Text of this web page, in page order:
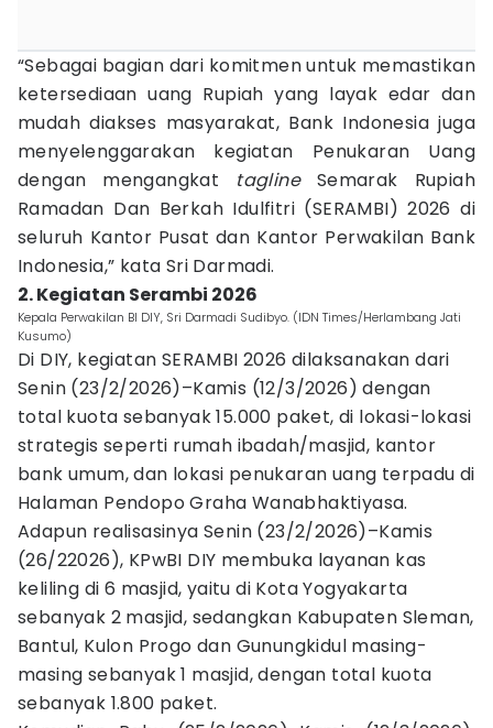
“Sebagai bagian dari komitmen untuk memastikan
ketersediaan uang Rupiah yang layak edar dan
mudah diakses masyarakat, Bank Indonesia juga
menyelenggarakan kegiatan Penukaran Uang
dengan mengangkat taglineSemarak Rupiah
Ramadan Dan Berkah Idulfitri (SERAMBI) 2026 di
seluruh Kantor Pusat dan Kantor Perwakilan Bank
Indonesia,” kata Sri Darmadi.
2. Kegiatan Serambi 2026
Kepala Perwakilan BI DIY, Sri Darmadi Sudibyo. (IDN Times/Herlambang Jati
Kusumo)
Di DIY, kegiatan SERAMBI 2026 dilaksanakan dari
Senin (23/2/2026)–Kamis (12/3/2026) dengan
total kuota sebanyak 15.000 paket, di lokasi-lokasi
strategis seperti rumah ibadah/masjid, kantor
bank umum, dan lokasi penukaran uang terpadu di
Halaman Pendopo Graha Wanabhaktiyasa.
Adapun realisasinya Senin (23/2/2026)–Kamis
(26/22026), KPwBI DIY membuka layanan kas
keliling di 6 masjid, yaitu di Kota Yogyakarta
sebanyak 2 masjid, sedangkan Kabupaten Sleman,
Bantul, Kulon Progo dan Gunungkidul masing-
masing sebanyak 1 masjid, dengan total kuota
sebanyak 1.800 paket.